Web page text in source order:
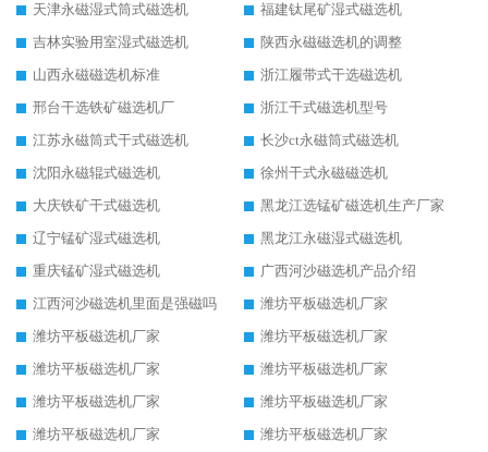
天津永磁湿式筒式磁选机
福建钛尾矿湿式磁选机
吉林实验用室湿式磁选机
陕西永磁磁选机的调整
山西永磁磁选机标准
浙江履带式干选磁选机
邢台干选铁矿磁选机厂
浙江干式磁选机型号
江苏永磁筒式干式磁选机
长沙ct永磁筒式磁选机
沈阳永磁辊式磁选机
徐州干式永磁磁选机
大庆铁矿干式磁选机
黑龙江选锰矿磁选机生产厂家
辽宁锰矿湿式磁选机
黑龙江永磁湿式磁选机
重庆锰矿湿式磁选机
广西河沙磁选机产品介绍
江西河沙磁选机里面是强磁吗
潍坊平板磁选机厂家
潍坊平板磁选机厂家
潍坊平板磁选机厂家
潍坊平板磁选机厂家
潍坊平板磁选机厂家
潍坊平板磁选机厂家
潍坊平板磁选机厂家
潍坊平板磁选机厂家
潍坊平板磁选机厂家